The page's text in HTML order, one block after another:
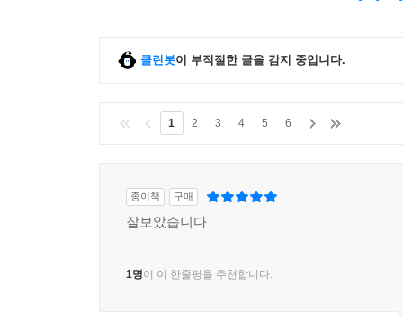
케이건 교수는 공포라는 감정이 성립하기 위한
위한 전략을 어떻게 짜야 하는지 설명한다.
클린봇이 부적절한 글을 감지 중입니다.
1 2 3 4 5 6
종이책 구매
잘보았습니다
1명이 이 한줄평을 추천합니다.